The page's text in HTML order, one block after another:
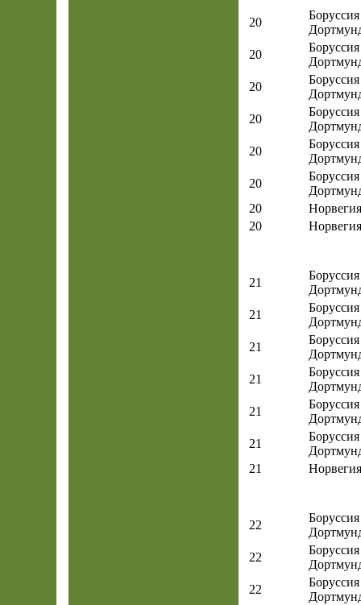
20
Боруссия
20
Боруссия
20
Боруссия
20
Боруссия
20
Боруссия
20
Боруссия
20
Норвегия
20
Норвегия
21
Боруссия
21
Боруссия
21
Боруссия
21
Боруссия
21
Боруссия
21
Боруссия
21
Норвегия
22
Боруссия
22
Боруссия
22
Боруссия